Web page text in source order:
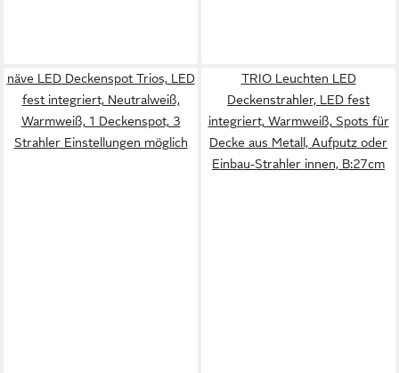
näve LED Deckenspot Trios, LED
fest integriert, Neutralweiß,
Warmweiß, 1 Deckenspot, 3
Strahler Einstellungen möglich
TRIO Leuchten LED
Deckenstrahler, LED fest
integriert, Warmweiß, Spots für
Decke aus Metall, Aufputz oder
Einbau-Strahler innen, B:27cm